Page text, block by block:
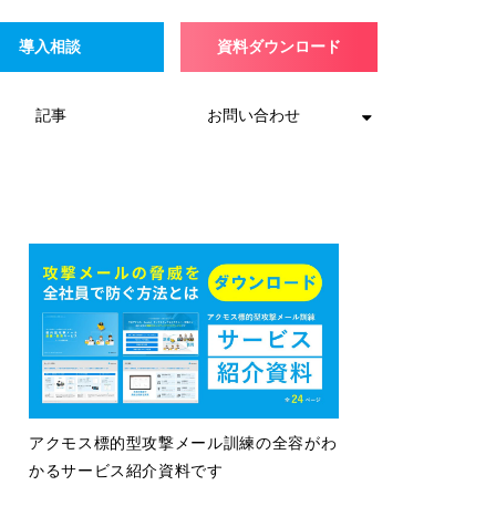
導入相談 資料ダウンロード
記事 お問い合わせ
アクモス標的型攻撃メール訓練の全容がわ
かるサービス紹介資料です